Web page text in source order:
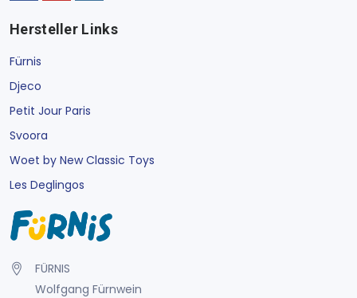
Hersteller Links
Fürnis
Djeco
Petit Jour Paris
Svoora
Woet by New Classic Toys
Les Deglingos
FÜRNIS
Wolfgang Fürnwein